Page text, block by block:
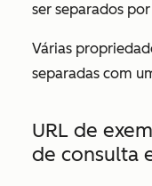
ser separados
Várias
separadas com
URL de
de consulta